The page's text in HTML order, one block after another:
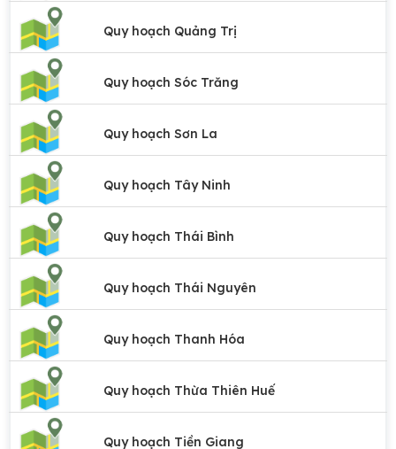
Quy hoạch Quảng Trị
Quy hoạch Sóc Trăng
Quy hoạch Sơn La
Quy hoạch Tây Ninh
Quy hoạch Thái Bình
Quy hoạch Thái Nguyên
Quy hoạch Thanh Hóa
Quy hoạch Thừa Thiên Huế
Quy hoạch Tiền Giang